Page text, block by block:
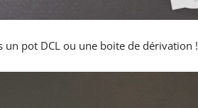
un pot DCL ou une boite de dérivation !